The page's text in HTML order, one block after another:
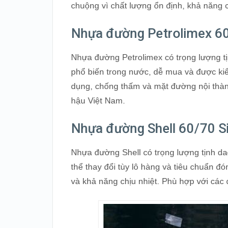
chuộng vì chất lượng ổn định, khả năng
Nhựa đường Petrolimex
Nhựa đường Petrolimex có trọng lượng
phổ biến trong nước, dễ mua và được
dụng, chống thấm và mặt đường nội
hậu Việt Nam.
Nhựa đường Shell 60/70
Nhựa đường Shell có trọng lượng tịnh
thể thay đổi tùy lô hàng và tiêu chuẩn
và khả năng chịu nhiệt. Phù hợp với